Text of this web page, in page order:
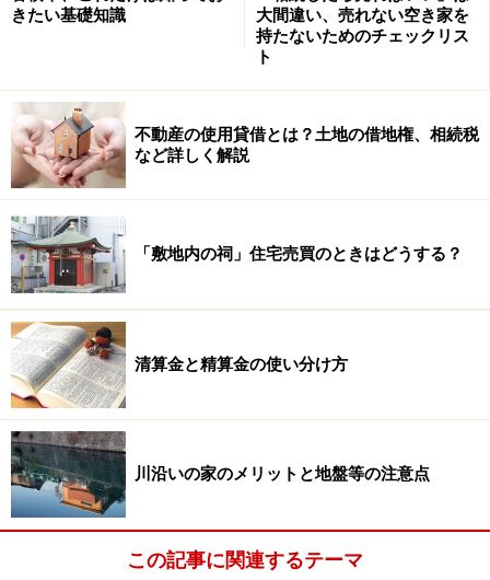
日本では新築の分譲住宅を購入する比率が高いのです
が、欧米諸国では中古住宅を売買して住み替えるのが中
あるのに対し、米国では、新築：中古の割合がおおよそ
2:8となっています。） そのため、アメリカでは過去の
売買価格や修繕履歴などの情報が公開され、売り手と買
い手にそれぞれエージェントが付き、売り手買い手双方
の利益を守るような仕組みになっています。
日本で中古住宅や土地などを個人が売ったり買ったりす
る場合は、不動産会社が仲介します。ただし、過去の売
買価格などは不動産会社にしか公開されていませんし、
不動産の売却を依頼された不動産会社は、自社で買い手
を見つければ、売り手買い手双方から仲介手数料が受け
取れるので、できるだけ自社で買い手を探そうとしま
す。
不動産会社が自社の利益を優先した場合、売り手や買い
手は適正な相場が分からないまま、売買の機会を逃した
きたい基礎知識
大間違い、売れない空き家を
持たないためのチェックリス
ト
不動産の使用貸借とは？土地の借地権、相続税
など詳しく解説
「敷地内の祠」住宅売買のときはどうする？
清算金と精算金の使い分け方
川沿いの家のメリットと地盤等の注意点
この記事に関連するテーマ